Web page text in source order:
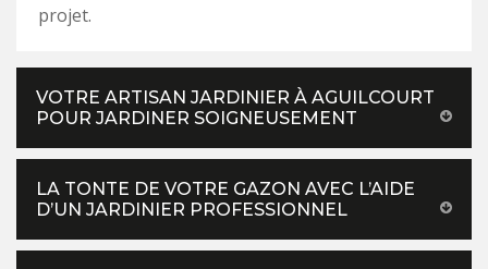
projet.
VOTRE ARTISAN JARDINIER À AGUILCOURT
POUR JARDINER SOIGNEUSEMENT
LA TONTE DE VOTRE GAZON AVEC L’AIDE
D’UN JARDINIER PROFESSIONNEL